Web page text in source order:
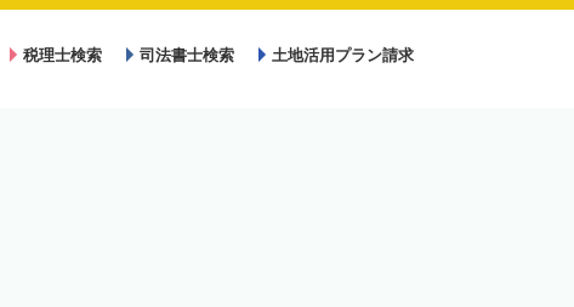
税理士検索 司法書士検索 土地活用プラン請求